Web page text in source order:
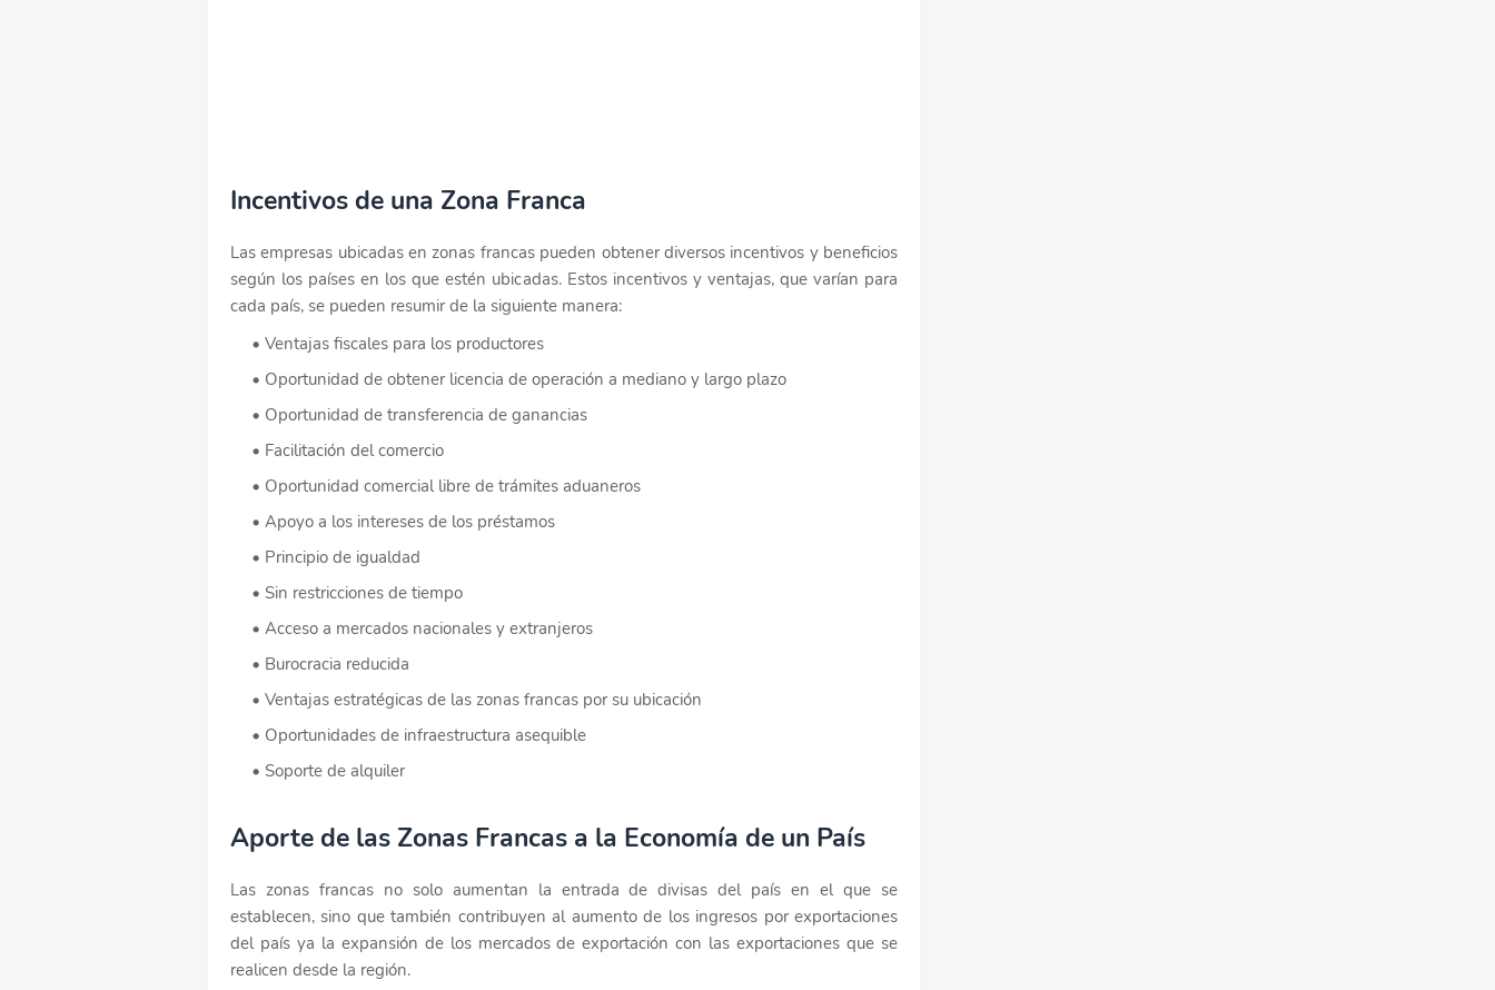
Incentivos de una Zona Franca
Las empresas ubicadas en zonas francas pueden obtener diversos incentivos y beneficios
según los países en los que estén ubicadas. Estos incentivos y ventajas, que varían para
cada país, se pueden resumir de la siguiente manera:
Ventajas fiscales para los productores
Oportunidad de obtener licencia de operación a mediano y largo plazo
Oportunidad de transferencia de ganancias
Facilitación del comercio
Oportunidad comercial libre de trámites aduaneros
Apoyo a los intereses de los préstamos
Principio de igualdad
Sin restricciones de tiempo
Acceso a mercados nacionales y extranjeros
Burocracia reducida
Ventajas estratégicas de las zonas francas por su ubicación
Oportunidades de infraestructura asequible
Soporte de alquiler
Aporte de las Zonas Francas a la Economía de un País
Las zonas francas no solo aumentan la entrada de divisas del país en el que se
establecen, sino que también contribuyen al aumento de los ingresos por exportaciones
del país ya la expansión de los mercados de exportación con las exportaciones que se
realicen desde la región.